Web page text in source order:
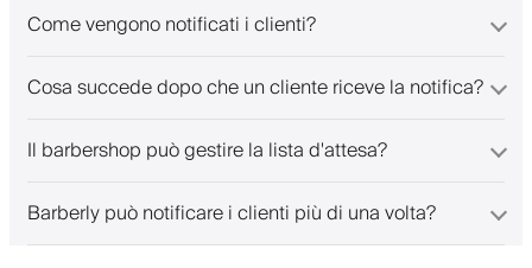
Come vengono notificati i clienti?
Cosa succede dopo che un cliente riceve la notifica?
Il barbershop può gestire la lista d'attesa?
Barberly può notificare i clienti più di una volta?